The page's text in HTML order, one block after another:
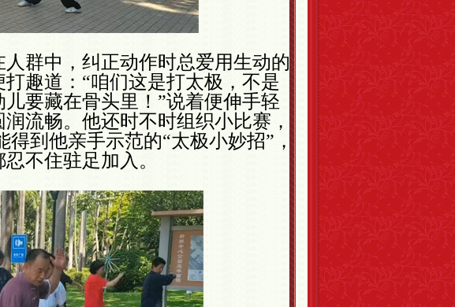
群中，纠正动作时总爱用生动的
趣道：“咱们这是打太极，不是
要藏在骨头里！”说着便伸手轻
流畅。他还时不时组织小比赛，
到他亲手示范的“太极小妙招”，
不住驻足加入。